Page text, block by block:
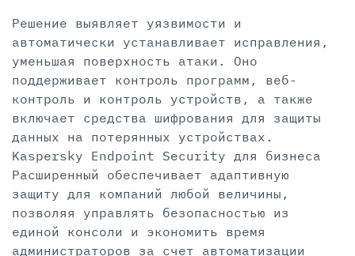
Решение выявляет уязвимости и
автоматически устанавливает исправления,
уменьшая поверхность атаки. Оно
поддерживает контроль программ, веб-
контроль и контроль устройств, а также
включает средства шифрования для защиты
данных на потерянных устройствах.
Kaspersky Endpoint Security для бизнеса
Расширенный обеспечивает адаптивную
защиту для компаний любой величины,
позволяя управлять безопасностью из
единой консоли и экономить время
администраторов за счет автоматизации